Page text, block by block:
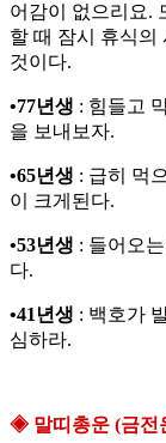
어감이 없으리요.
할 때 잠시 휴식의
것이다.
•77년생 : 힘들고
을 보내보자.
•65년생 : 급히 먹
이 크게된다.
•53년생 : 들어오
다.
•41년생 : 백호가
심하라.
◈ 말띠총운 (금전